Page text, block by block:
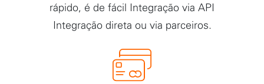
rápido, é de fácil Integração via API
Integração direta ou via parceiros.